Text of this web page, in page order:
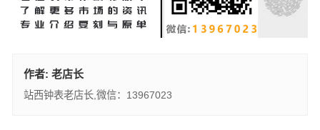
作者: 老店长
站西钟表老店长,微信：13967023